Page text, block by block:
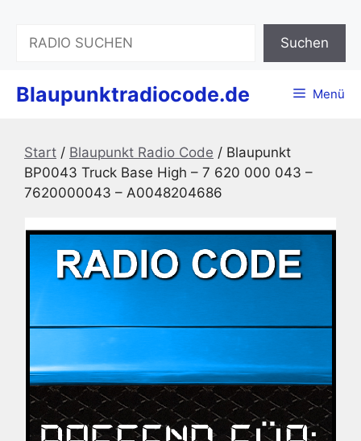
springen
Suchen
Blaupunktradiocode.de Menü
Start / Blaupunkt Radio Code / Blaupunkt
BP0043 Truck Base High – 7 620 000 043 –
7620000043 – A0048204686